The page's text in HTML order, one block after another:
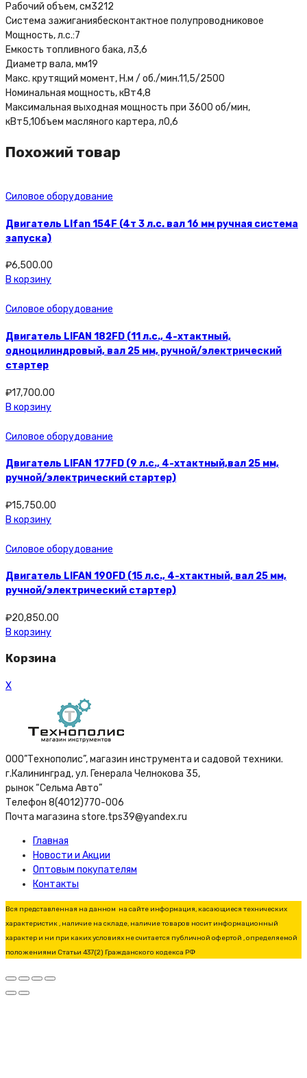
Рабочий объем, см3212
Система зажиганиябесконтактное полупроводниковое
Мощность, л.с.:7
Емкость топливного бака, л3,6
Диаметр вала, мм19
Макc. крутящий момент, Н.м / об./мин.11,5/2500
Номинальная мощность, кВт4,8
Максимальная выходная мощность при 3600 об/мин,
кВт5,1Объем масляного картера, л0,6
Похожий товар
Силовое оборудование
Двигатель LIfan 154F (4т 3 л.с. вал 16 мм ручная система
запуска)
₽6,500.00
В корзину
Силовое оборудование
Двигатель LIFAN 182FD (11 л.с., 4-хтактный,
одноцилиндровый, вал 25 мм, ручной/электрический
стартер
₽17,700.00
В корзину
Силовое оборудование
Двигатель LIFAN 177FD (9 л.с., 4-хтактный,вал 25 мм,
ручной/электрический стартер)
₽15,750.00
В корзину
Силовое оборудование
Двигатель LIFAN 190FD (15 л.с., 4-хтактный, вал 25 мм,
ручной/электрический стартер)
₽20,850.00
В корзину
Корзина
X
ООО”Технополис”, магазин инструмента и садовой техники.
г.Калининград, ул. Генерала Челнокова 35,
рынок “Сельма Авто”
Телефон 8(4012)770-006
Почта магазина store.tps39@yandex.ru
Главная
Новости и Акции
Оптовым покупателям
Контакты
Вся представленная на данном на сайте информация, касающиеся технических
характеристик , наличие на складе, наличие товаров носит информационный
характер и ни при каких условиях не считается публичной офертой , определяемой
положениями Статьи 437(2) Гражданского кодекса РФ